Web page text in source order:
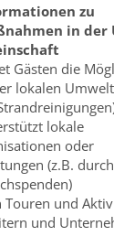
zu
in
Gästen die
lokalen
lokale
oder
(z.B.
Touren und
und